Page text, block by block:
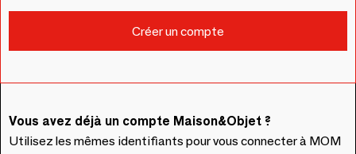
Vous avez déjà un compte Maison&Objet ?
Utilisez les mêmes identifiants pour vous connecter à MOM